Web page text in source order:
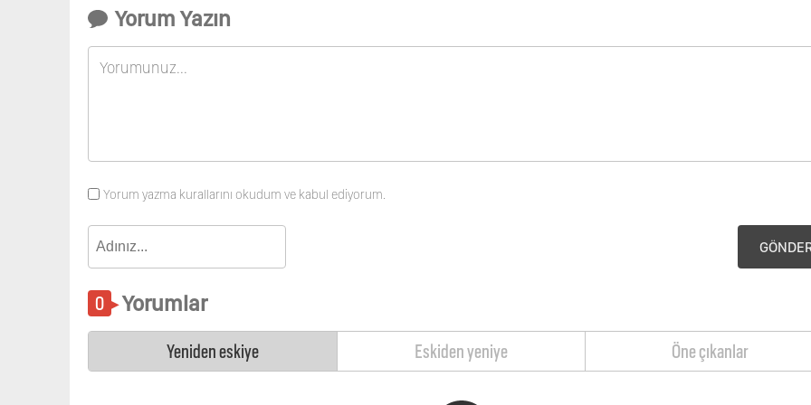
Yorum Yazın
Yorum yazma kurallarını okudum ve kabul ediyorum.
Yorumlar
Yeniden eskiye Eskiden yeniye Öne çıkanlar